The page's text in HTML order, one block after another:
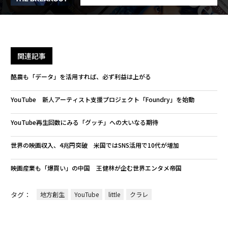
関連記事
酪農も「データ」を活用すれば、必ず利益は上がる
YouTube 新人アーティスト支援プロジェクト「Foundry」を始動
YouTube再生回数にみる「グッチ」への大いなる期待
世界の映画収入、4兆円突破 米国ではSNS活用で10代が増加
映画産業も「爆買い」の中国 王健林が企む世界エンタメ帝国
タグ： 地方創生 YouTube little クラレ